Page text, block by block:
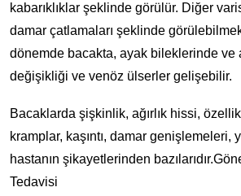
kabarıklıklar şeklinde görülür. Diğer
damar çatlamaları şeklinde
dönemde bacakta, ayak bileklerinde ve
değişikliği ve venöz ülserler gelişebilir.
Bacaklarda şişkinlik, ağırlık hissi,
kramplar, kaşıntı, damar genişlemeleri,
hastanın şikayetlerinden
Tedavisi